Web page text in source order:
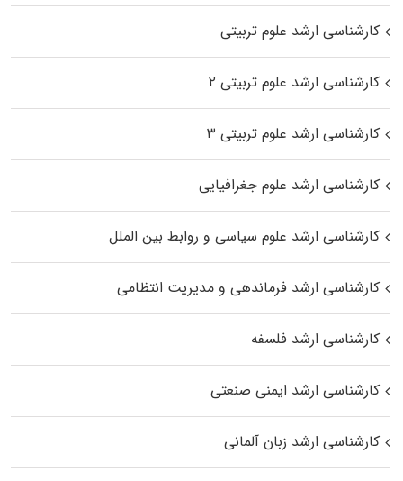
کارشناسی ارشد علوم تربیتی
کارشناسی ارشد علوم تربیتی ۲
کارشناسی ارشد علوم تربیتی ۳
کارشناسی ارشد علوم جغرافیایی
کارشناسی ارشد علوم سیاسی و روابط بین الملل
کارشناسی ارشد فرماندهی و مدیریت انتظامی
کارشناسی ارشد فلسفه
کارشناسی ارشد ایمنی صنعتی
کارشناسی ارشد زبان آلمانی